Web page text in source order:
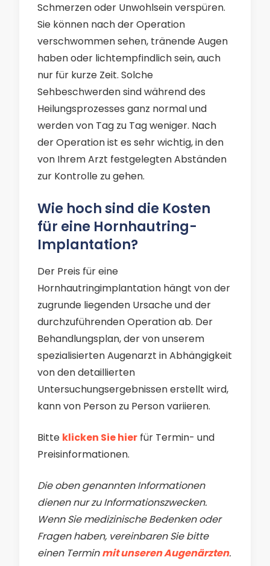
Schmerzen oder Unwohlsein verspüren.
Sie können nach der Operation
verschwommen sehen, tränende Augen
haben oder lichtempfindlich sein, auch
nur für kurze Zeit. Solche
Sehbeschwerden sind während des
Heilungsprozesses ganz normal und
werden von Tag zu Tag weniger. Nach
der Operation ist es sehr wichtig, in den
von Ihrem Arzt festgelegten Abständen
zur Kontrolle zu gehen.
Wie hoch sind die Kosten
für eine Hornhautring-
Implantation?
Der Preis für eine
Hornhautringimplantation hängt von der
zugrunde liegenden Ursache und der
durchzuführenden Operation ab. Der
Behandlungsplan, der von unserem
spezialisierten Augenarzt in Abhängigkeit
von den detaillierten
Untersuchungsergebnissen erstellt wird,
kann von Person zu Person variieren.
Bitte klicken Sie hier für Termin- und
Preisinformationen.
Die oben genannten Informationen
dienen nur zu Informationszwecken.
Wenn Sie medizinische Bedenken oder
Fragen haben, vereinbaren Sie bitte
einen Terminmit unseren Augenärzten.